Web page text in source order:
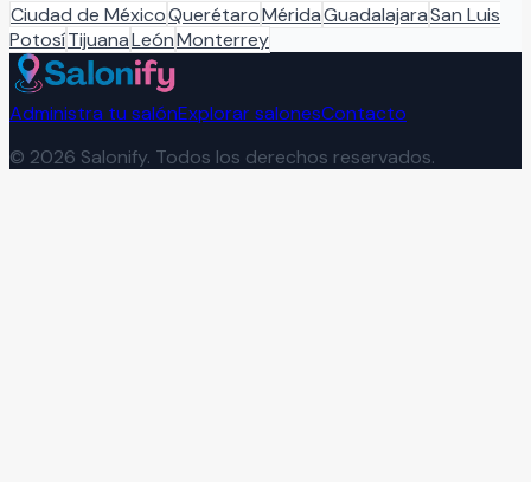
Ciudad de MéxicoQuerétaroMéridaGuadalajaraSan Luis
PotosíTijuanaLeónMonterrey
Administra tu salónExplorar salonesContacto
© 2026 Salonify. Todos los derechos reservados.